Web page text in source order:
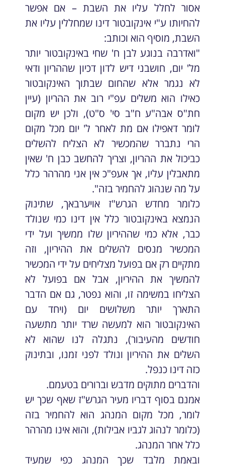
אסור לחלל עליו את השבת – אם אפשר
להחיותו ע"י אינקובטור דינו שמחללין עליו את
השבת, מוסיף הוא וכותב:
"ואדרבה בנוגע לבן ח' שחי באינקובטור יותר
מל' יום, חושבני דיש לדון דכיון שההריון ודאי
לא נגמר אלא שהחום שבתוך האינקובטור
כאילו הוא משלים עפ"י רוב את ההריון (עיין
חת"ס אבה"ע ח"ב סי' ס"ט), ולכן יש מקום
לומר דאפילו אם מת לאחר ל' יום מכל מקום
הרי נתברר שהמכשיר לא הצליח להשלים
כביכול את ההריון, וצריך להחשב כבן ח' שאין
מתאבלין עליו, אך אעפ"כ אין אני מהרהר כלל
על מה שנהוג להחמיר בזה".
כלומר מחדש הגרש"ז אויערבאך, שתינוק
הנמצא באינקובטור כלל אין דינו כמי שנולד
כבר, אלא כמי שההיריון שלו ממשיך ועל ידי
המכשיר מנסים להשלים את ההיריון, וזה
מתקיים רק אם בפועל מצליחים על ידי המכשיר
להמשיך את ההיריון, אבל אם בפועל לא
הצליחו במשימה זו, והוא נפטר, גם אם הדבר
התארך יותר משלושים יום (ויחד עם
האינקובטור הוא למעשה שרד יותר מתשעה
חודשים מהעיבור), נתגלה לנו שהוא לא
השלים את ההיריון ונולד לפני זמנו, ובתינוק
כזה דינו כנפל.
והדברים מתוקים מדבש וברורים בטעמם.
אמנם בסוף דבריו מעיר הגרש"ז שאף שכך יש
לומר, מכל מקום המנהג הוא להחמיר בזה
(כלומר לנהוג לגביו אבילות), והוא אינו מהרהר
כלל אחר המנהג.
ובאמת מלבד שכך המנהג כפי שמעיד